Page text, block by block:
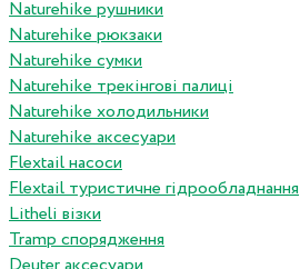
Naturehike рушники
Naturehike рюкзаки
Naturehike сумки
Naturehike трекінгові палиці
Naturehike холодильники
Naturehike аксесуари
Flextail насоси
Flextail туристичне гідрообладнання
Litheli візки
Tramp спорядження